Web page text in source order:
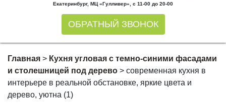
Екатеринбург, МЦ «Гулливер», с 11-00 до 20-00
ОБРАТНЫЙ ЗВОНОК
Главная > Кухня угловая с темно-синими фасадами
и столешницей под дерево > современная кухня в
интерьере в реальной обстановке, яркие цвета и
дерево, уютна (1)